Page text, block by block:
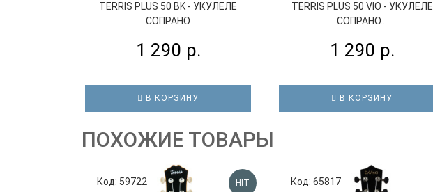
TERRIS PLUS 50 BK - УКУЛЕЛЕ
СОПРАНО
1 290 р.
В КОРЗИНУ
TERRIS PLUS 50 VIO - УКУЛЕЛЕ
СОПРАНО...
1 290 р.
В КОРЗИНУ
ПОХОЖИЕ ТОВАРЫ
Код: 59722 HIT Код: 65817